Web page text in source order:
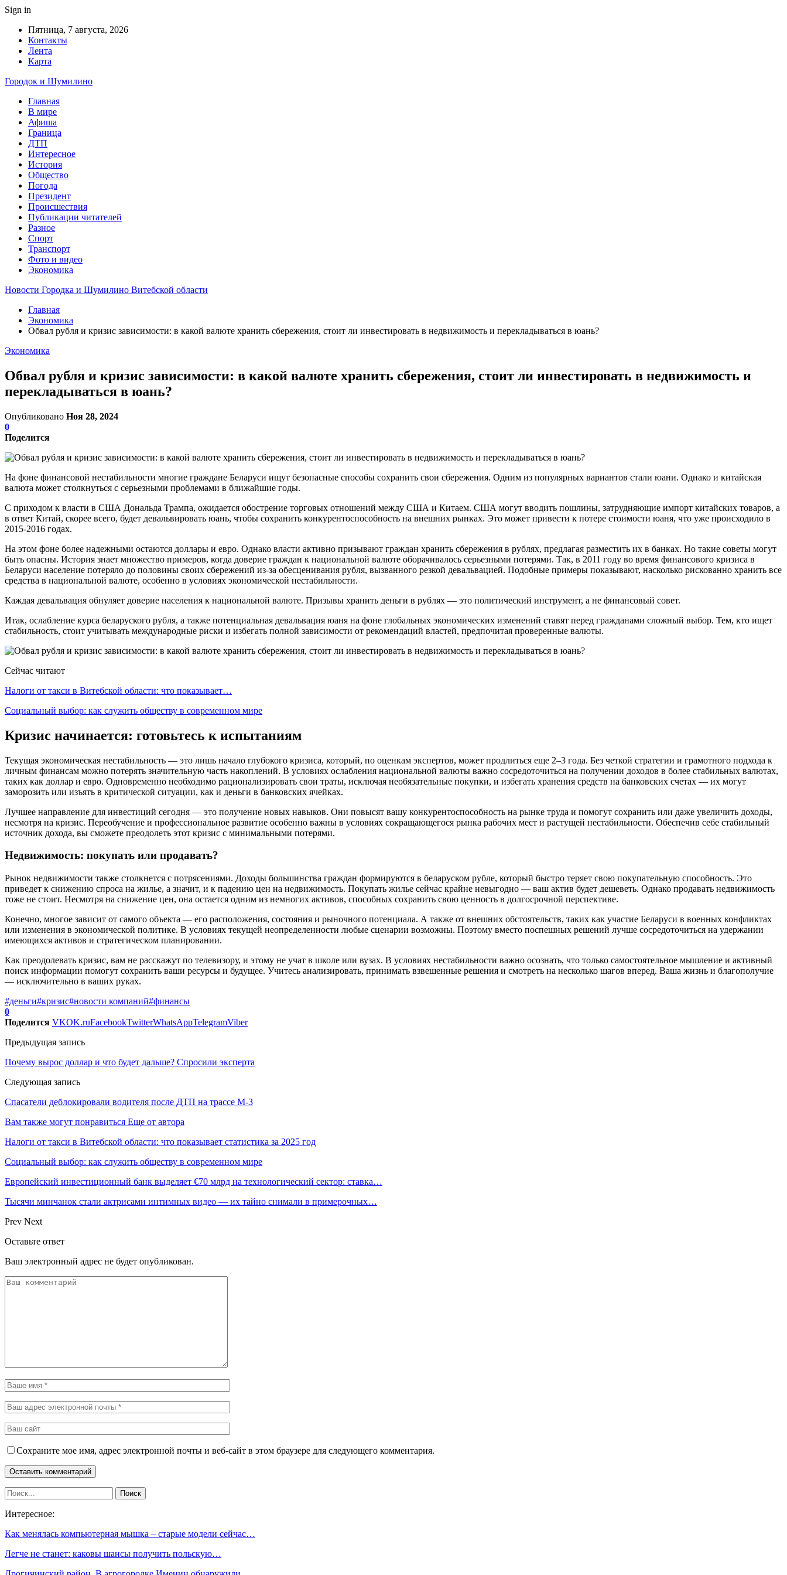
Sign in
Пятница, 7 августа, 2026
Контакты
Лента
Карта
Городок и Шумилино
Главная
В мире
Афиша
Граница
ДТП
Интересное
История
Общество
Погода
Президент
Происшествия
Публикации читателей
Разное
Спорт
Транспорт
Фото и видео
Экономика
Новости Городка и Шумилино Витебской области
Главная
Экономика
Обвал рубля и кризис зависимости: в какой валюте хранить сбережения, стоит ли инвестировать в недвижимость и перекладываться в юань?
Экономика
Обвал рубля и кризис зависимости: в какой валюте хранить сбережения, стоит ли инвестировать в недвижимость и
перекладываться в юань?
Опубликовано Ноя 28, 2024
0
Поделится
На фоне финансовой нестабильности многие граждане Беларуси ищут безопасные способы сохранить свои сбережения. Одним из популярных вариантов стали юани. Однако и китайская
валюта может столкнуться с серьезными проблемами в ближайшие годы.
С приходом к власти в США Дональда Трампа, ожидается обострение торговых отношений между США и Китаем. США могут вводить пошлины, затрудняющие импорт китайских товаров, а
в ответ Китай, скорее всего, будет девальвировать юань, чтобы сохранить конкурентоспособность на внешних рынках. Это может привести к потере стоимости юаня, что уже происходило в
2015-2016 годах.
На этом фоне более надежными остаются доллары и евро. Однако власти активно призывают граждан хранить сбережения в рублях, предлагая разместить их в банках. Но такие советы могут
быть опасны. История знает множество примеров, когда доверие граждан к национальной валюте оборачивалось серьезными потерями. Так, в 2011 году во время финансового кризиса в
Беларуси население потеряло до половины своих сбережений из-за обесценивания рубля, вызванного резкой девальвацией. Подобные примеры показывают, насколько рискованно хранить все
средства в национальной валюте, особенно в условиях экономической нестабильности.
Каждая девальвация обнуляет доверие населения к национальной валюте. Призывы хранить деньги в рублях — это политический инструмент, а не финансовый совет.
Итак, ослабление курса беларуского рубля, а также потенциальная девальвация юаня на фоне глобальных экономических изменений ставят перед гражданами сложный выбор. Тем, кто ищет
стабильность, стоит учитывать международные риски и избегать полной зависимости от рекомендаций властей, предпочитая проверенные валюты.
Сейчас читают
Налоги от такси в Витебской области: что показывает…
Социальный выбор: как служить обществу в современном мире
Кризис начинается: готовьтесь к испытаниям
Текущая экономическая нестабильность — это лишь начало глубокого кризиса, который, по оценкам экспертов, может продлиться еще 2–3 года. Без четкой стратегии и грамотного подхода к
личным финансам можно потерять значительную часть накоплений. В условиях ослабления национальной валюты важно сосредоточиться на получении доходов в более стабильных валютах,
таких как доллар и евро. Одновременно необходимо рационализировать свои траты, исключая необязательные покупки, и избегать хранения средств на банковских счетах — их могут
заморозить или изъять в критической ситуации, как и деньги в банковских ячейках.
Лучшее направление для инвестиций сегодня — это получение новых навыков. Они повысят вашу конкурентоспособность на рынке труда и помогут сохранить или даже увеличить доходы,
несмотря на кризис. Переобучение и профессиональное развитие особенно важны в условиях сокращающегося рынка рабочих мест и растущей нестабильности. Обеспечив себе стабильный
источник дохода, вы сможете преодолеть этот кризис с минимальными потерями.
Недвижимость: покупать или продавать?
Рынок недвижимости также столкнется с потрясениями. Доходы большинства граждан формируются в беларуском рубле, который быстро теряет свою покупательную способность. Это
приведет к снижению спроса на жилье, а значит, и к падению цен на недвижимость. Покупать жилье сейчас крайне невыгодно — ваш актив будет дешеветь. Однако продавать недвижимость
тоже не стоит. Несмотря на снижение цен, она остается одним из немногих активов, способных сохранить свою ценность в долгосрочной перспективе.
Конечно, многое зависит от самого объекта — его расположения, состояния и рыночного потенциала. А также от внешних обстоятельств, таких как участие Беларуси в военных конфликтах
или изменения в экономической политике. В условиях текущей неопределенности любые сценарии возможны. Поэтому вместо поспешных решений лучше сосредоточиться на удержании
имеющихся активов и стратегическом планировании.
Как преодолевать кризис, вам не расскажут по телевизору, и этому не учат в школе или вузах. В условиях нестабильности важно осознать, что только самостоятельное мышление и активный
поиск информации помогут сохранить ваши ресурсы и будущее. Учитесь анализировать, принимать взвешенные решения и смотреть на несколько шагов вперед. Ваша жизнь и благополучие
— исключительно в ваших руках.
#деньги#кризис#новости компаний#финансы
0
Поделится VKOK.ruFacebookTwitterWhatsAppTelegramViber
Предыдущая запись
Почему вырос доллар и что будет дальше? Спросили эксперта
Следующая запись
Спасатели деблокировали водителя после ДТП на трассе М-3
Вам также могут понравиться Еще от автора
Налоги от такси в Витебской области: что показывает статистика за 2025 год
Социальный выбор: как служить обществу в современном мире
Европейский инвестиционный банк выделяет €70 млрд на технологический сектор: ставка…
Тысячи минчанок стали актрисами интимных видео — их тайно снимали в примерочных…
Prev Next
Оставьте ответ
Ваш электронный адрес не будет опубликован.
Сохраните мое имя, адрес электронной почты и веб-сайт в этом браузере для следующего комментария.
Интересное:
Как менялась компьютерная мышка – старые модели сейчас…
Легче не станет: каковы шансы получить польскую…